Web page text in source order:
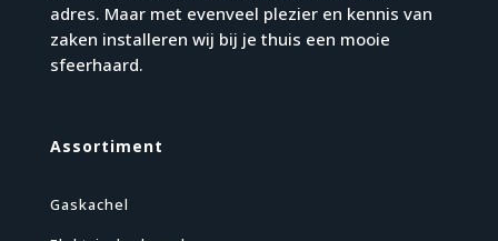
adres. Maar met evenveel plezier en kennis van
zaken installeren wij bij je thuis een mooie
sfeerhaard.
Assortiment
Gaskachel